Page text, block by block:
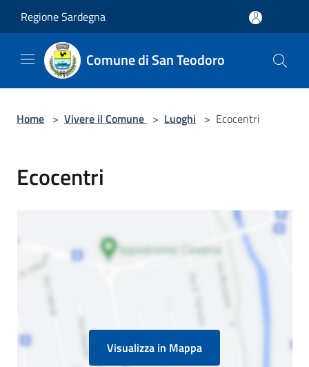
Regione Sardegna
Comune di San Teodoro
Home > Vivere il Comune > Luoghi > Ecocentri
Ecocentri
Visualizza in Mappa